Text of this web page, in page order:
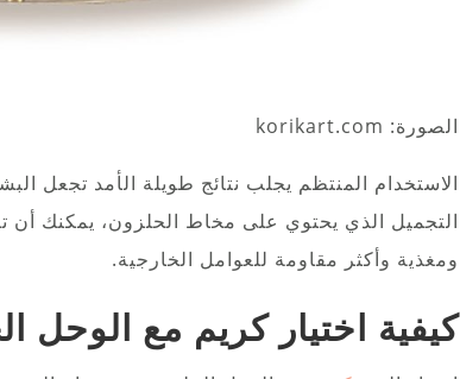
الصورة: korikart.com
الاستخدام المنتظم يجلب نتائج طويلة الأمد تجعل
التجميل الذي يحتوي على مخاط الحلزون، يمكنك
ومغذية وأكثر مقاومة للعوامل الخارجية.
كيفية اختيار كريم مع الوحل